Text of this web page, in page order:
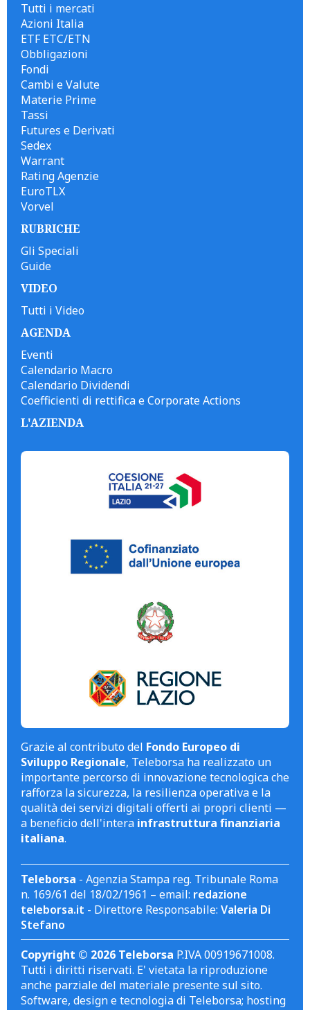
Tutti i mercati
Azioni Italia
ETF ETC/ETN
Obbligazioni
Fondi
Cambi e Valute
Materie Prime
Tassi
Futures e Derivati
Sedex
Warrant
Rating Agenzie
EuroTLX
Vorvel
RUBRICHE
Gli Speciali
Guide
VIDEO
Tutti i Video
AGENDA
Eventi
Calendario Macro
Calendario Dividendi
Coefficienti di rettifica e Corporate Actions
L'AZIENDA
Grazie al contributo del Fondo Europeo di
Sviluppo Regionale, Teleborsa ha realizzato un
importante percorso di innovazione tecnologica che
rafforza la sicurezza, la resilienza operativa e la
qualità dei servizi digitali offerti ai propri clienti —
a beneficio dell'intera infrastruttura finanziaria
italiana.
Teleborsa - Agenzia Stampa reg. Tribunale Roma
n. 169/61 del 18/02/1961 – email: redazione
teleborsa.it - Direttore Responsabile: Valeria Di
Stefano
Copyright © 2026 Teleborsa P.IVA 00919671008.
Tutti i diritti riservati. E' vietata la riproduzione
anche parziale del materiale presente sul sito.
Software, design e tecnologia di Teleborsa; hosting